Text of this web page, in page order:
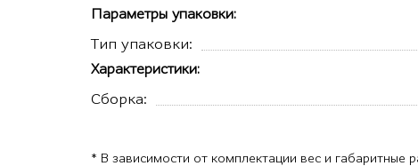
Параметры упаковки:
Тип упаковки:
Характеристики:
Сборка:
* В зависимости от комплектации вес и габаритные